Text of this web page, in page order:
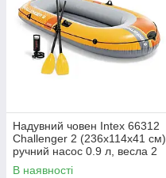
Надувний човен Intex 66312
Challenger 2 (236х114х41 см)
ручний насос 0.9 л, весла 2
шт.
В наявності